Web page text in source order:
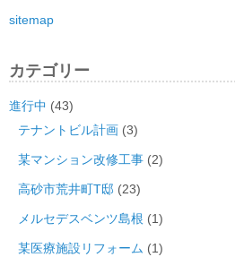
sitemap
カテゴリー
進行中 (43)
テナントビル計画 (3)
某マンション改修工事 (2)
高砂市荒井町T邸 (23)
メルセデスベンツ島根 (1)
某医療施設リフォーム (1)